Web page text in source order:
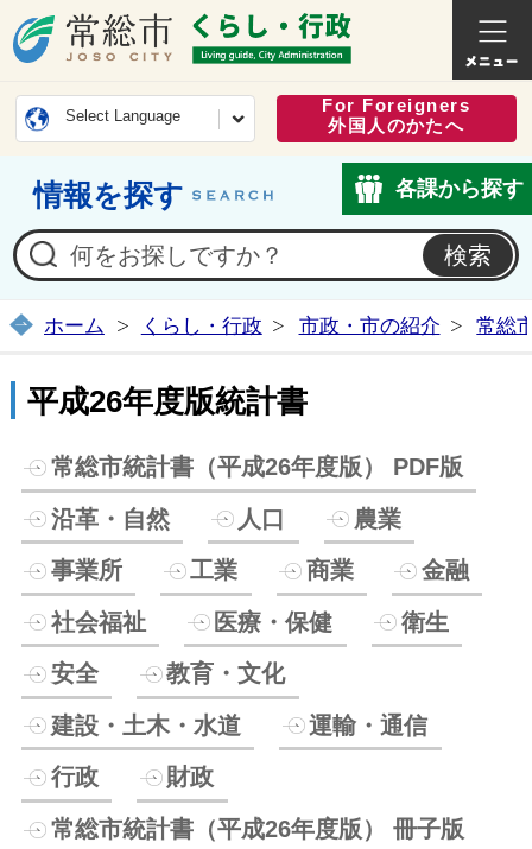
常総市公式ホームページ
くらし
Select Language
For Foreigners
外国人のかたへ
情報を探す 各課から探す
ホーム くらし・行政 市政・市の紹介 常総
平成26年度版統計書
常総市統計書（平成26年度版） PDF版
沿革・自然
人口
農業
事業所
工業 商業
金融
社会福祉
医療・保健
衛生
安全
教育・文化
建設・土木・水道
運輸・通信
行政
財政
常総市統計書（平成26年度版） 冊子版